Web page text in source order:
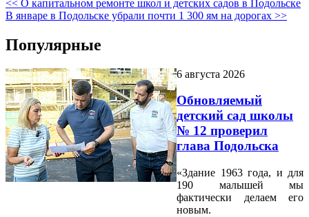
<< О капитальном ремонте школ и детских садов в Подольске
В январе в Подольске убрали почти 1 300 ям на дорогах >>
Популярные
6 августа 2026
Обновляемый
детский сад школы
№ 12 проверил
глава Подольска
«Здание 1963 года, и для
190 малышей мы
фактически делаем его
новым.